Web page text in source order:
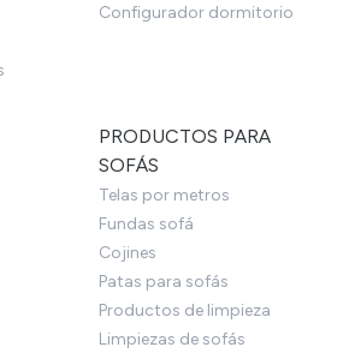
Configurador dormitorio
PRODUCTOS PARA
SOFÁS
Telas por metros
Fundas sofá
Cojines
Patas para sofás
Productos de limpieza
Limpiezas de sofás